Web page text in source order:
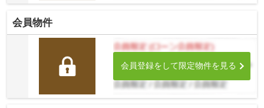
会員物件
会員登録をして限定物件を見る